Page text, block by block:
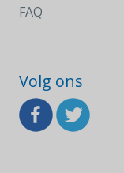
FAQ
Volg ons